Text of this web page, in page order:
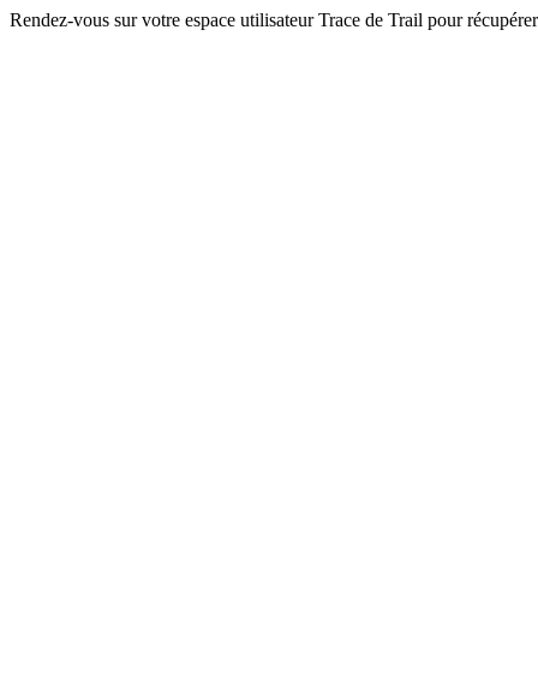
Rendez-vous sur votre espace utilisateur Trace de Trail pour